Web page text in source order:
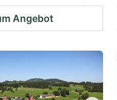
Angebot